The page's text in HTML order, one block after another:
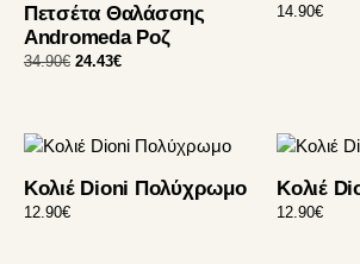
Πετσέτα Θαλάσσης
Andromeda Ροζ
34.90€ Original
24.43€Η
24.43€.
14.90€
Κολιέ Dioni Πολύχρωμο
12.90€
Κολιέ
12.90€